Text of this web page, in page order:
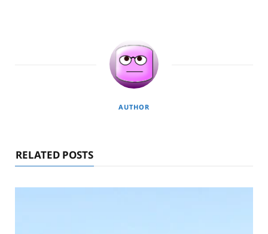
AUTHOR
RELATED POSTS